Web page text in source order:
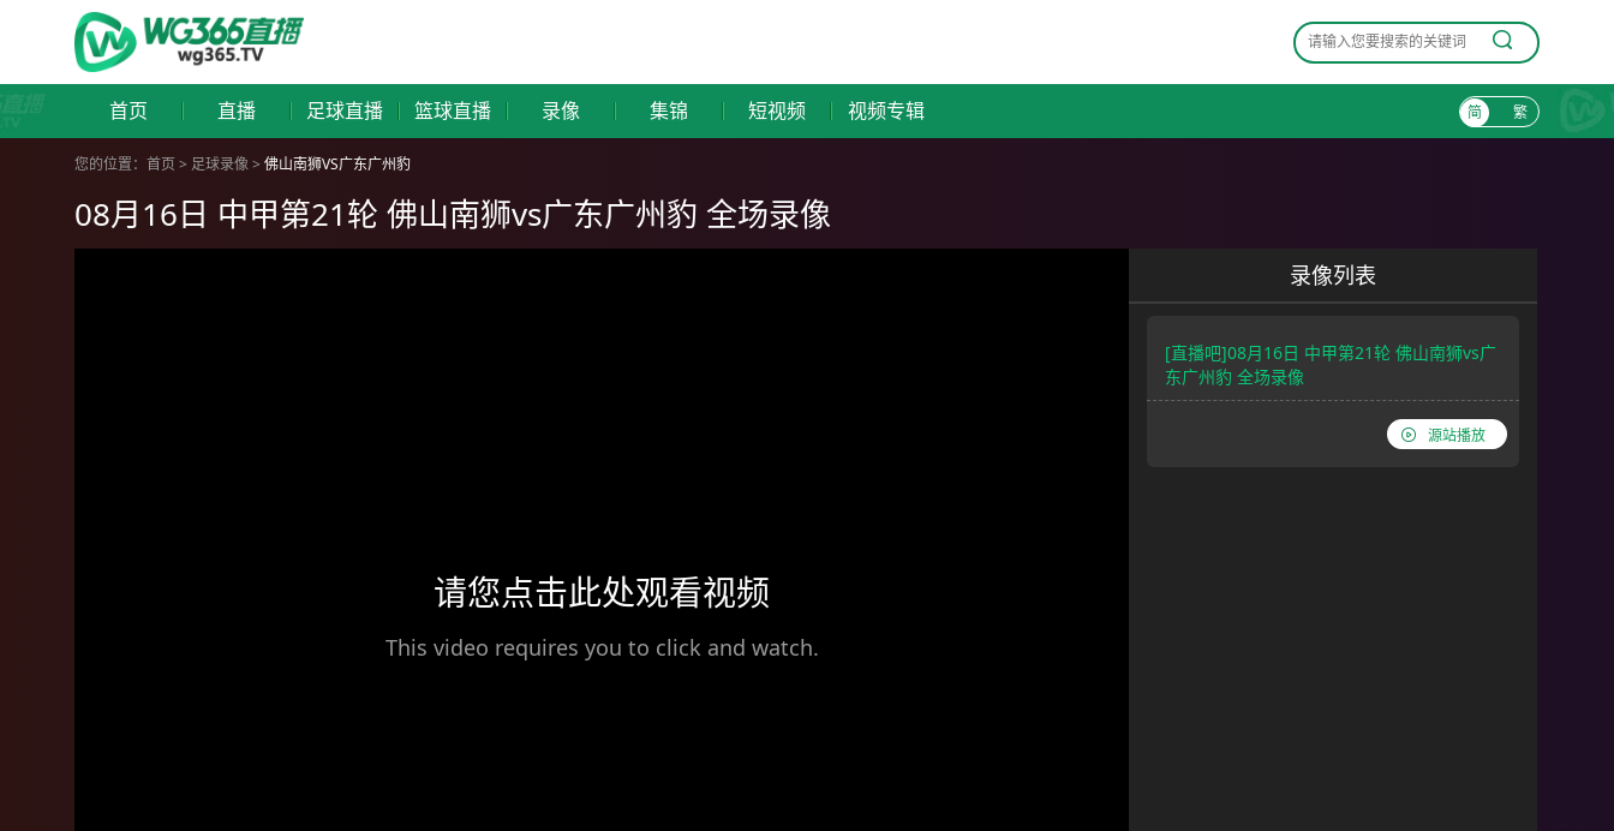
首页 直播 足球直播 篮球直播 录像 集锦 短视频 视频专辑 简 繁
您的位置： 首页 > 足球录像> 佛山南狮VS广东广州豹
08月16日 中甲第21轮 佛山南狮vs广东广州豹 全场录像
请您点击此处观看视频
This video requires you to click and watch.
录像列表
[直播吧]08月16日 中甲第21轮 佛山南狮vs广
东广州豹 全场录像
源站播放